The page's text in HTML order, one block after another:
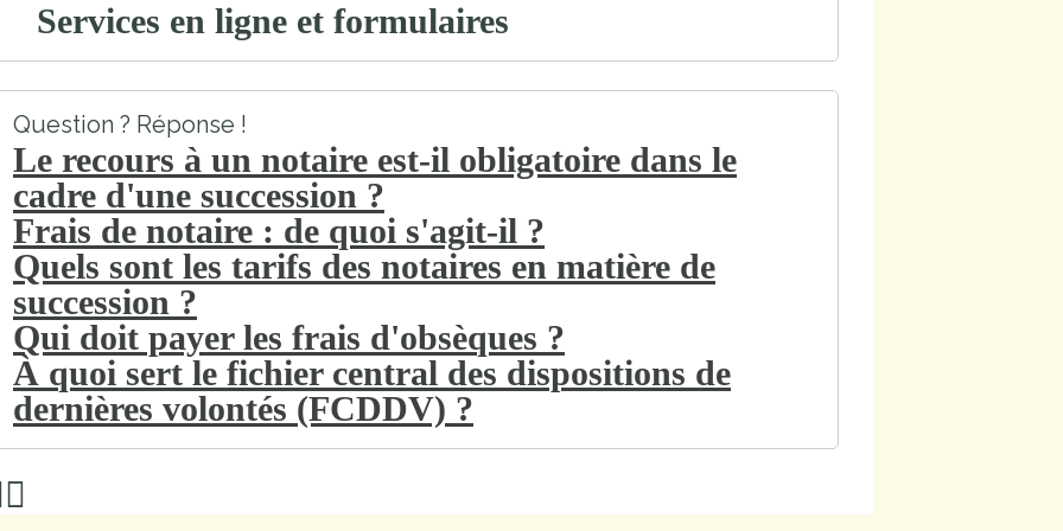
Services en ligne et formulaires
Question ? Réponse !
Le recours à un notaire est-il obligatoire dans le
cadre d'une succession ?
Frais de notaire : de quoi s'agit-il ?
Quels sont les tarifs des notaires en matière de
succession ?
Qui doit payer les frais d'obsèques ?
À quoi sert le fichier central des dispositions de
dernières volontés (FCDDV) ?